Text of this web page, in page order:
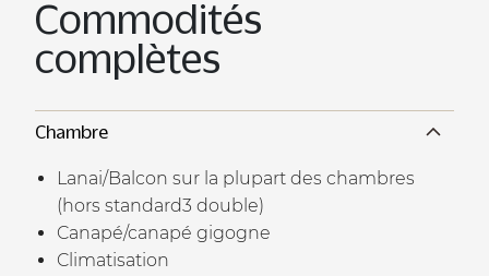
Commodités
complètes
Chambre
Lanai/Balcon sur la plupart des chambres
(hors standard3 double)
Canapé/canapé gigogne
Climatisation